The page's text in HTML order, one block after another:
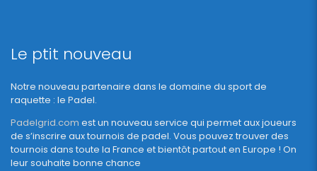
Le ptit nouveau
Notre nouveau partenaire dans le domaine du sport de
raquette : le Padel.
Padelgrid.com est un nouveau service qui permet aux joueurs
de s’inscrire aux tournois de padel. Vous pouvez trouver des
tournois dans toute la France et bientôt partout en Europe ! On
leur souhaite bonne chance